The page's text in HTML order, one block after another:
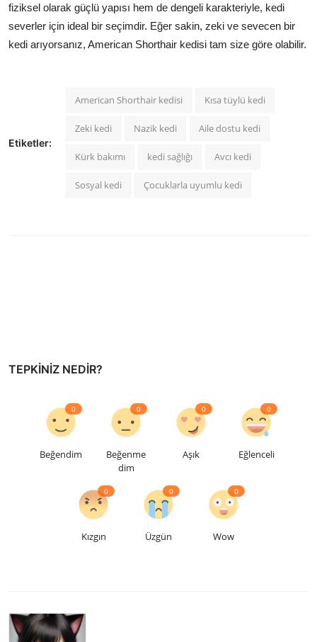
fiziksel olarak güçlü yapısı hem de dengeli karakteriyle, kedi
severler için ideal bir seçimdir. Eğer sakin, zeki ve sevecen bir
kedi arıyorsanız, American Shorthair kedisi tam size göre olabilir.
Etiketler:
American Shorthair kedisi Kısa tüylü kedi
Zeki kedi Nazik kedi Aile dostu kedi
Kürk bakımı kedi sağlığı Avcı kedi
Sosyal kedi Çocuklarla uyumlu kedi
TEPKINIZ NEDIR?
Beğendim
0
Beğenme
dim
0
Aşık
0
Eğlenceli
0
Kızgın
0
Üzgün
0
Wow
0